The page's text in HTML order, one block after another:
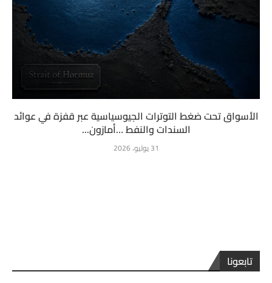
الأسواق تحت ضغط التوترات الجيوسياسية عبر قفزة في عوائد
السندات والنفط …أمازون...
31 يوليو، 2026
تابعونا